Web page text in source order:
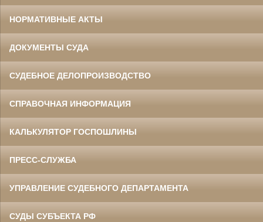
НОРМАТИВНЫЕ АКТЫ
ДОКУМЕНТЫ СУДА
СУДЕБНОЕ ДЕЛОПРОИЗВОДСТВО
СПРАВОЧНАЯ ИНФОРМАЦИЯ
КАЛЬКУЛЯТОР ГОСПОШЛИНЫ
ПРЕСС-СЛУЖБА
УПРАВЛЕНИЕ СУДЕБНОГО ДЕПАРТАМЕНТА
СУДЫ СУБЪЕКТА РФ